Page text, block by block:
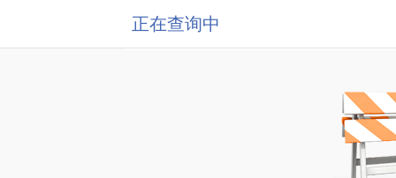
正在查询中